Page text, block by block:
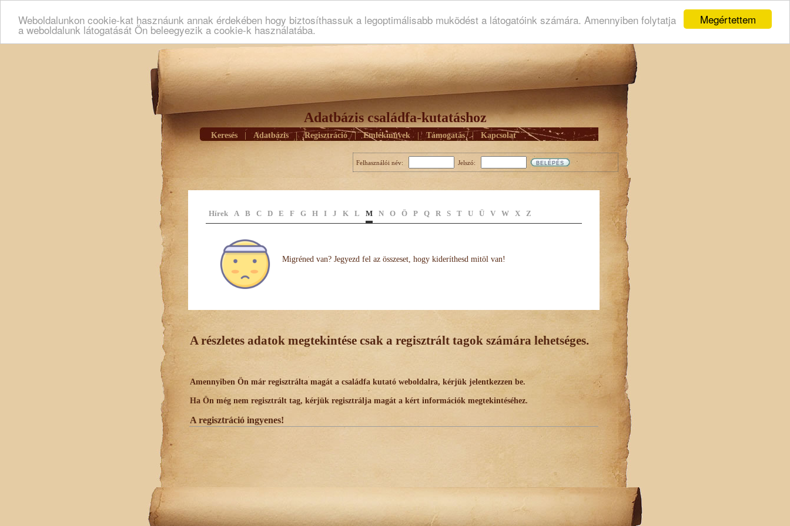
Megértettem
Weboldalunkon cookie-kat hasznáunk annak érdekében hogy biztosíthassuk a legoptimálisabb muködést a látogatóink számára. Amennyiben folytatja
a weboldalunk látogatását Ön beleegyezik a cookie-k használatába.
Adatbázis családfa-kutatáshoz
Keresés Adatbázis | Regisztráció | Emlékmûvek | Támogatás | Kapcsolat
Felhasználói név: Jelszó:
Hírek A B C D E F G H I J K L M N O Ö P Q R S T U Ü V W X Z
Migréned van? Jegyezd fel az összeset, hogy kideríthesd mitöl van!
A részletes adatok megtekintése csak a regisztrált tagok számára lehetséges.
Amennyiben Ön már regisztrálta magát a családfa kutató weboldalra, kérjük jelentkezzen be.
Ha Ön még nem regisztrált tag, kérjük regisztrálja magát a kért információk megtekintéséhez.
A regisztráció ingyenes!